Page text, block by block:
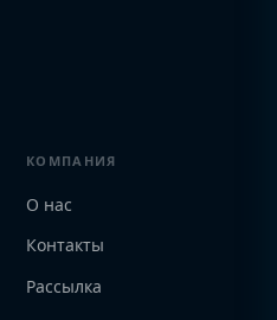
КОМПАНИЯ
О нас
Контакты
Рассылка